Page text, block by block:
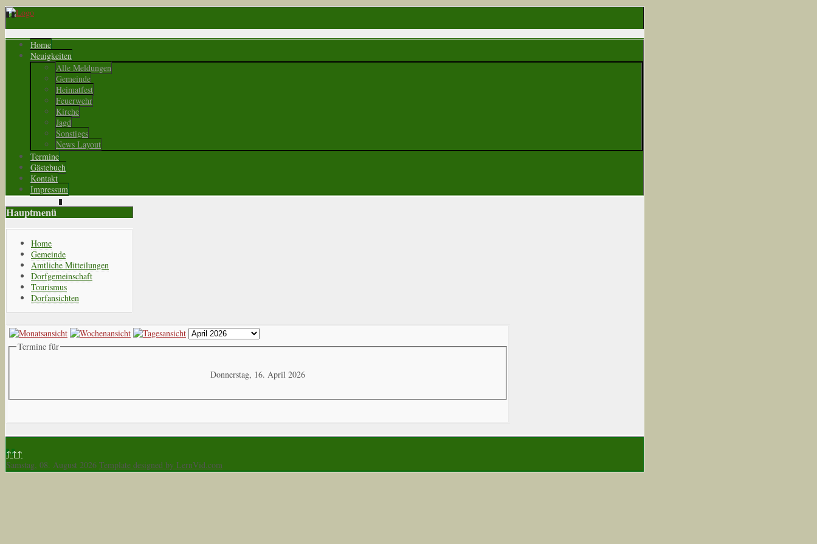
Home
Neuigkeiten
Alle Meldungen
Gemeinde
Heimatfest
Feuerwehr
Kirche
Jagd
Sonstiges
News Layout
Termine
Gästebuch
Kontakt
Impressum
Hauptmenü
Home
Gemeinde
Amtliche Mitteilungen
Dorfgemeinschaft
Tourismus
Dorfansichten
Termine für
Donnerstag, 16. April 2026
↑↑↑
Samstag, 08. August 2026 Template designed by LernVid.com